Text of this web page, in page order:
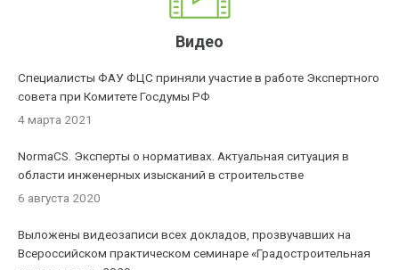
Видео
Специалисты ФАУ ФЦС приняли участие в работе Экспертного
совета при Комитете Госдумы РФ
4 марта 2021
NormaCS. Эксперты о нормативах. Актуальная ситуация в
области инженерных изысканий в строительстве
6 августа 2020
Выложены видеозаписи всех докладов, прозвучавших на
Всероссийском практическом семинаре «Градостроительная